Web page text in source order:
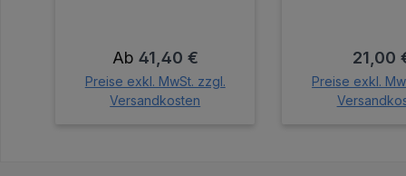
Regulärer Preis:
Ab 41,40 €
Preise exkl. MwSt. zzgl.
Versandkosten
21,00
Preise exkl.